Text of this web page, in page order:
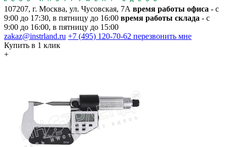
107207, г. Москва, ул. Чусовская, 7А время работы офиса - с
9:00 до 17:30, в пятницу до 16:00 время работы склада - с
9:00 до 16:00, в пятницу до 15:00
zakaz@instrland.ru +7 (495) 120-70-62 перезвонить мне
Купить в 1 клик
+